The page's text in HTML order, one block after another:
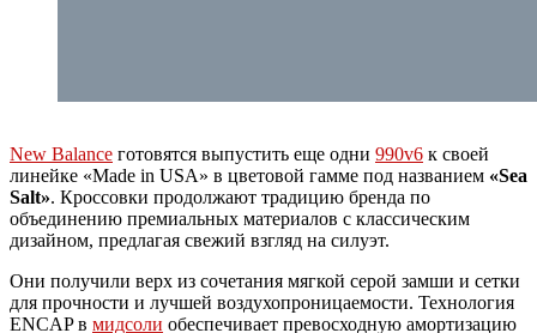
New Balance готовятся выпустить еще одни 990v6 к своей
линейке «Made in USA» в цветовой гамме под названием «Sea
Salt». Кроссовки продолжают традицию бренда по
объединению премиальных материалов с классическим
дизайном, предлагая свежий взгляд на силуэт.
Они получили верх из сочетания мягкой серой замши и сетки
для прочности и лучшей воздухопроницаемости. Технология
ENCAP в мидсоли обеспечивает превосходную амортизацию